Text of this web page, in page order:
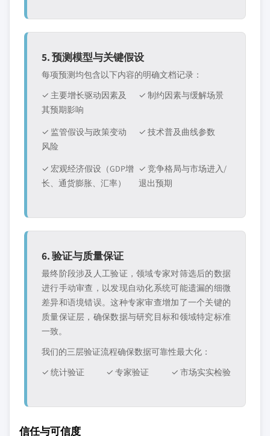
5. 预测模型与关键假设
每项预测均包含以下内容的明确文档记录：
✓ 主要增长驱动因素及
其预期影响
✓ 制约因素与缓解场景
✓ 监管假设与政策变动
风险
✓ 技术普及曲线参数
✓ 宏观经济假设（GDP增
长、通货膨胀、汇率）
✓ 竞争格局与市场进入/
退出预期
6. 验证与质量保证
最终阶段涉及人工验证，领域专家对筛选后的数据
进行手动审查，以发现自动化系统可能遗漏的细微
差异和语境错误。这种专家审查增加了一个关键的
质量保证层，确保数据与研究目标和领域特定标准
一致。
我们的三层验证流程确保数据可靠性最大化：
✓ 统计验证
✓ 专家验证 ✓ 市场实实检验
信任与可信度